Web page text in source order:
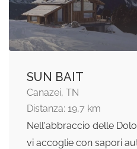
SUN BAIT
Canazei, TN
Distanza: 19,7 km
Nell'abbraccio delle
vi accoglie con sapori